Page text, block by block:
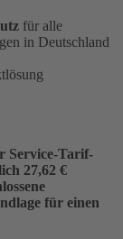
für alle
in Deutschland
Service-Tarif-
27,62 €
für einen